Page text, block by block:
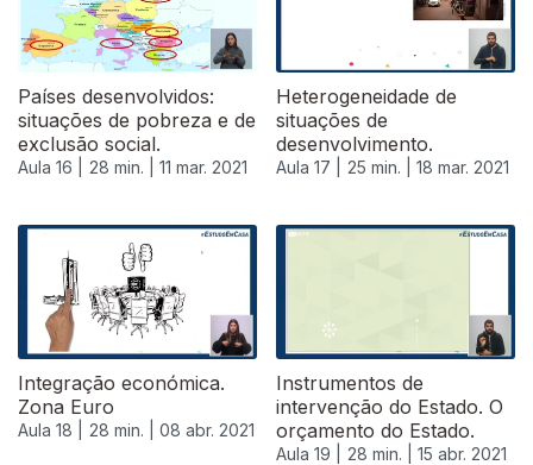
Países desenvolvidos:
situações de pobreza e de
exclusão social.
Aula 16 | 28 min. | 11 mar. 2021
Heterogeneidade de
situações de
desenvolvimento.
Aula 17 | 25 min. | 18 mar. 2021
Integração económica.
Zona Euro
Aula 18 | 28 min. | 08 abr. 2021
Instrumentos de
intervenção do Estado. O
orçamento do Estado.
Aula 19 | 28 min. | 15 abr. 2021